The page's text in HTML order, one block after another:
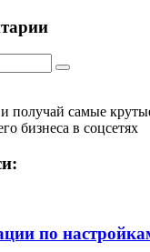
и получай самые
бизнеса в соцсетях
по